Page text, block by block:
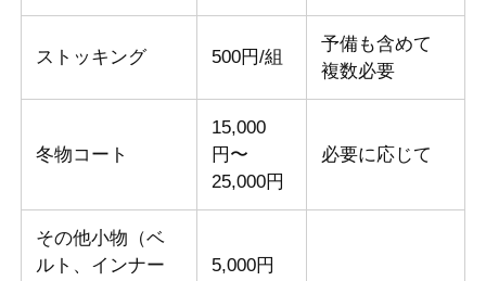
ストッキング 500円/組
予備も含めて
複数必要
冬物コート
15,000
円〜
25,000円
必要に応じて
その他小物（ベ
ルト、インナー
5,000円